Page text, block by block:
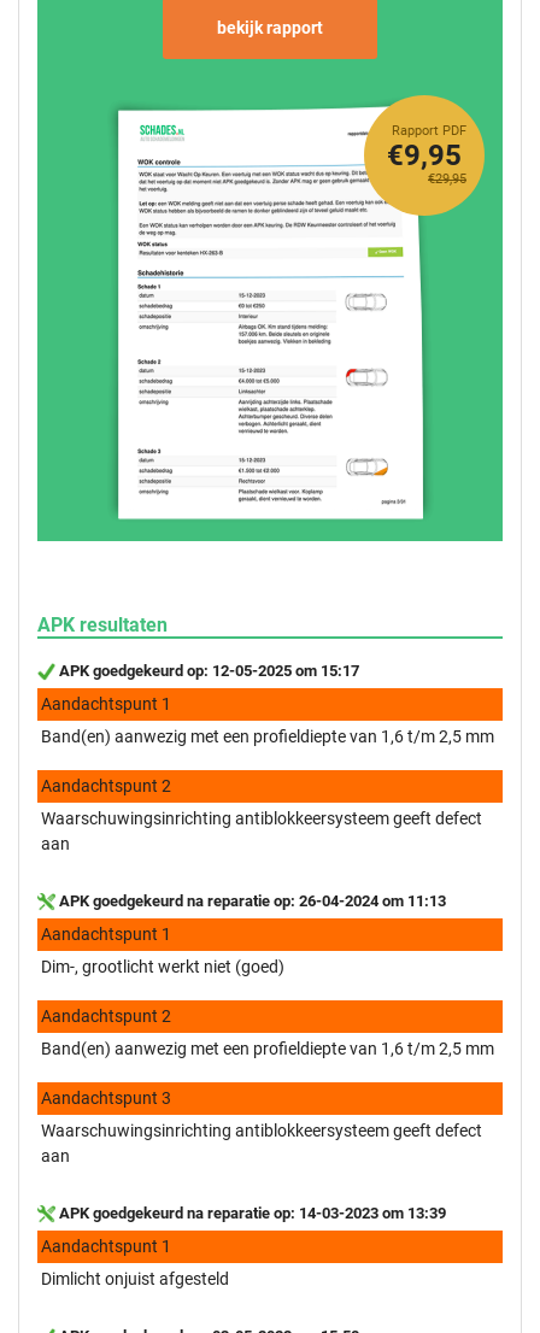
bekijk rapport
Rapport PDF
€29,95
€9,95
APK resultaten
APK goedgekeurd op: 12-05-2025 om 15:17
Aandachtspunt 1
Band(en) aanwezig met een profieldiepte van 1,6 t/m 2,5 mm
Aandachtspunt 2
Waarschuwingsinrichting antiblokkeersysteem geeft defect
aan
APK goedgekeurd na reparatie op: 26-04-2024 om 11:13
Aandachtspunt 1
Dim-, grootlicht werkt niet (goed)
Aandachtspunt 2
Band(en) aanwezig met een profieldiepte van 1,6 t/m 2,5 mm
Aandachtspunt 3
Waarschuwingsinrichting antiblokkeersysteem geeft defect
aan
APK goedgekeurd na reparatie op: 14-03-2023 om 13:39
Aandachtspunt 1
Dimlicht onjuist afgesteld